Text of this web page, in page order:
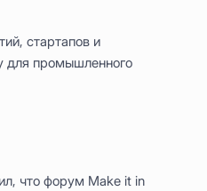
стартапов и
для промышленного
что форум Make it in